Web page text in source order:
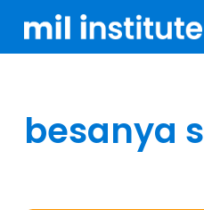
besanya